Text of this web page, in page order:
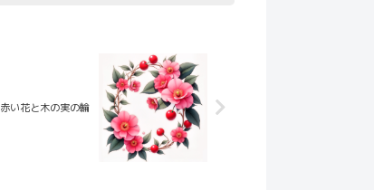
赤い花と木の実の輪